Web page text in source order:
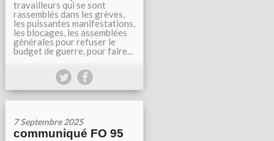
travailleurs qui se sont
rassemblés dans les grèves,
les puissantes manifestations,
les blocages, les assemblées
générales pour refuser le
budget de guerre, pour faire...
7 Septembre 2025
communiqué FO 95